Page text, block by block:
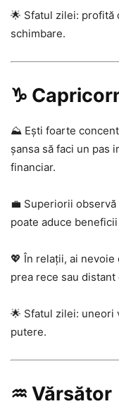
🌟 Sfatul zilei: profită
schimbare.
♑
⛰️ Ești foarte
șansa să faci un pas
financiar.
💼 Superiorii
poate aduce
💖 În relații, ai
prea rece sau
🌟 Sfatul zilei: uneori
putere.
♒ Vărsător